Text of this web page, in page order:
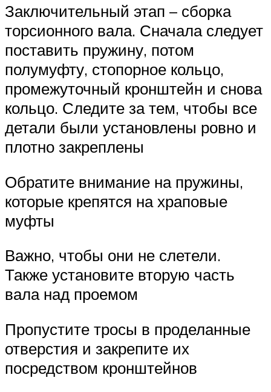
Заключительный этап – сборка
торсионного вала. Сначала следует
поставить пружину, потом
полумуфту, стопорное кольцо,
промежуточный кронштейн и снова
кольцо. Следите за тем, чтобы все
детали были установлены ровно и
плотно закреплены
Обратите внимание на пружины,
которые крепятся на храповые
муфты
Важно, чтобы они не слетели.
Также установите вторую часть
вала над проемом
Пропустите тросы в проделанные
отверстия и закрепите их
посредством кронштейнов